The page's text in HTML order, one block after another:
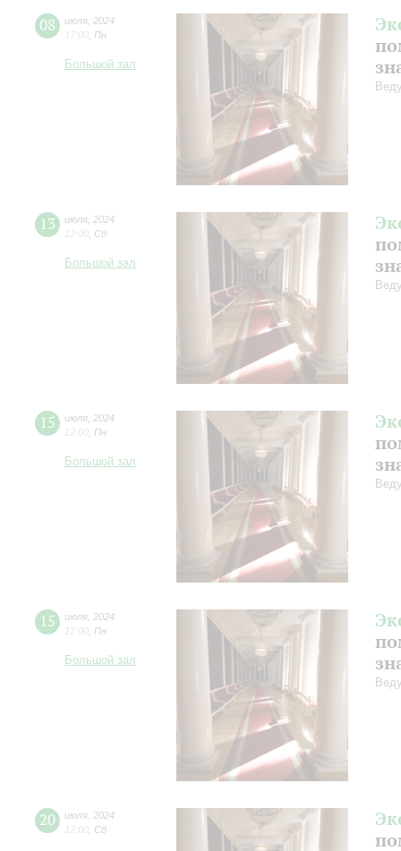
08 июля 2024
17:00 Пн
Большой зал
13 июля 2024
12:00 Сб
Большой зал
15 июля 2024
12:00 Пн
Большой зал
15 июля 2024
17:00 Пн
Большой зал
20 июля 2024
12:00 Сб